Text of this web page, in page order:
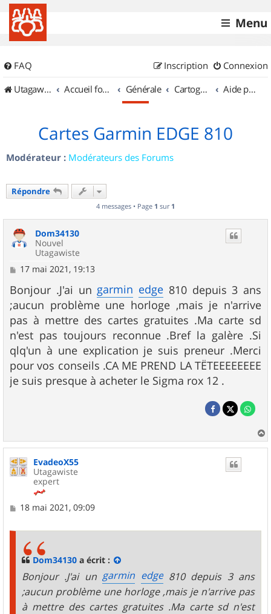
Menu
FAQ Connexion
Inscription
UtagawaVTT (Randos VTT et VTTAE avec traces GPS)
Accueil forum Générale Cartographie et GPS Aide pour l'achat d'un GPS
Cartes Garmin EDGE 810
Modérateur : Modérateurs des Forums
Répondre
4 messages • Page 1 sur 1
Dom34130
Nouvel
Utagawiste
M
s
s
a
g
e
17 mai 2021, 19:13
Bonjour .J'ai ungarmin edge 810 depuis 3 ans
;aucun problème une horloge ,mais je n'arrive
pas à mettre des cartes gratuites .Ma carte sd
n'est pas toujours reconnue .Bref la galère .Si
qlq'un à une explication je suis preneur .Merci
pour vos conseils .CA ME PREND LA TËTEEEEEEEE
je suis presque à acheter le Sigma rox 12 .
a
EvadeoX55
Utagawiste
expert
M18 mai 2021, 09:09
Dom34130 a écrit :
Bonjour .J'ai ungarmin edge810 depuis 3 ans
;aucun problème une horloge ,mais je n'arrive pas
à mettre des cartes gratuites .Ma carte sd n'est